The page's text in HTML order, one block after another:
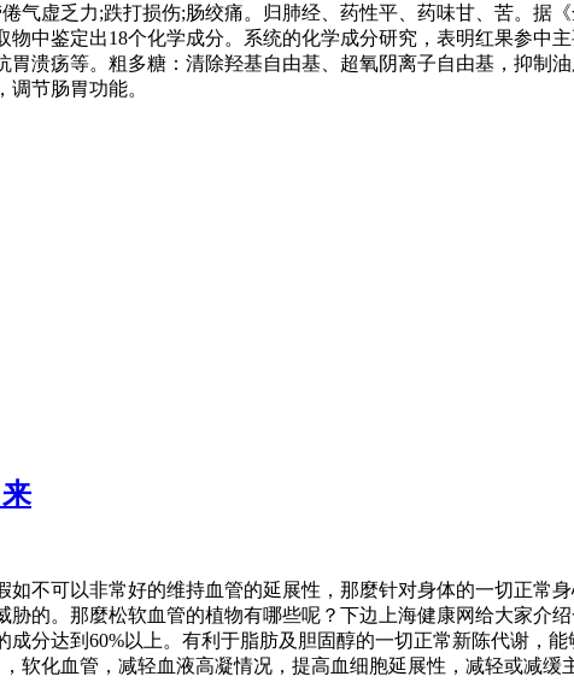
气虚乏力;跌打损伤;肠绞痛。归肺经、药性平、药味甘、苦。据
中鉴定出18个化学成分。系统的化学成分研究，表明红果参中
溃疡等。粗多糖：清除羟基自由基、超氧阴离子自由基，抑制
节肠胃功能。
不可以非常好的维持血管的延展性，那麼针对身体的一切正常
的。那麼松软血管的植物有哪些呢？下边上海健康网给大家介
分达到60%以上。有利于脂肪及胆固醇的一切正常新陈代谢，
软化血管，减轻血液高凝情况，提高血细胞延展性，减轻或减缓